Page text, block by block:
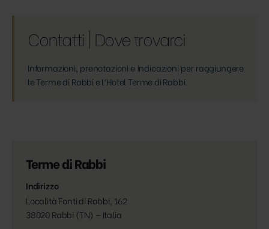
Contatti | Dove trovarci
Informazioni, prenotazioni e indicazioni per raggiungere
le Terme di Rabbi e l’Hotel Terme di Rabbi.
Terme di Rabbi
Indirizzo
Località Fonti di Rabbi, 162
38020 Rabbi (TN) – Italia